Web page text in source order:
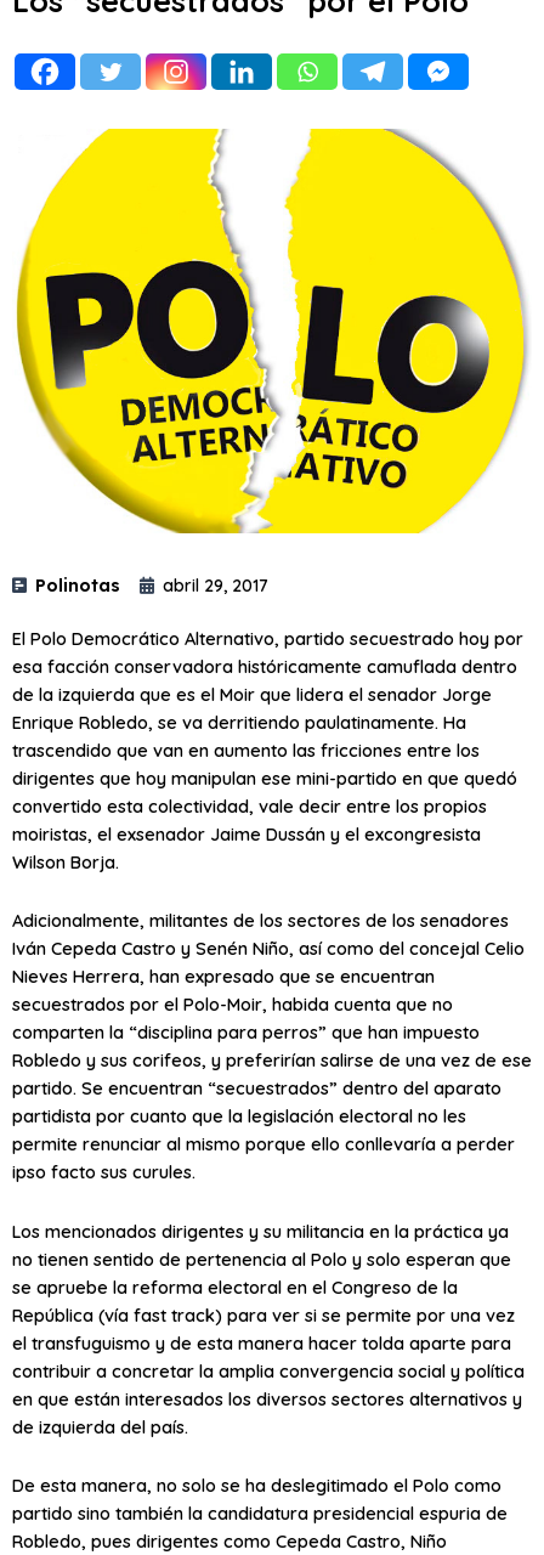
Polinotas abril 29, 2017
El Polo Democrático Alternativo, partido secuestrado hoy por
esa facción conservadora históricamente camuflada dentro
de la izquierda que es el Moir que lidera el senador Jorge
Enrique Robledo, se va derritiendo paulatinamente. Ha
trascendido que van en aumento las fricciones entre los
dirigentes que hoy manipulan ese mini-partido en que quedó
convertido esta colectividad, vale decir entre los propios
moiristas, el exsenador Jaime Dussán y el excongresista
Wilson Borja.
Adicionalmente, militantes de los sectores de los senadores
Iván Cepeda Castro y Senén Niño, así como del concejal Celio
Nieves Herrera, han expresado que se encuentran
secuestrados por el Polo-Moir, habida cuenta que no
comparten la “disciplina para perros” que han impuesto
Robledo y sus corifeos, y preferirían salirse de una vez de ese
partido. Se encuentran “secuestrados” dentro del aparato
partidista por cuanto que la legislación electoral no les
permite renunciar al mismo porque ello conllevaría a perder
ipso facto sus curules.
Los mencionados dirigentes y su militancia en la práctica ya
no tienen sentido de pertenencia al Polo y solo esperan que
se apruebe la reforma electoral en el Congreso de la
República (vía fast track) para ver si se permite por una vez
el transfuguismo y de esta manera hacer tolda aparte para
contribuir a concretar la amplia convergencia social y política
en que están interesados los diversos sectores alternativos y
de izquierda del país.
De esta manera, no solo se ha deslegitimado el Polo como
partido sino también la candidatura presidencial espuria de
Robledo, pues dirigentes como Cepeda Castro, Niño